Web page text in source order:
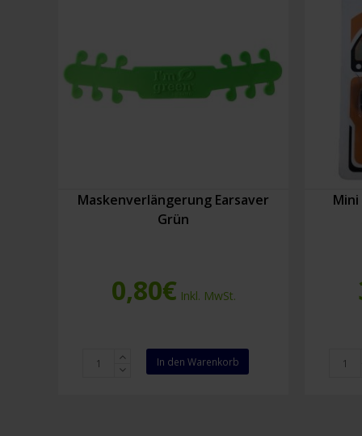
Maskenverlängerung Earsaver
Grün
0,80€ Inkl. MwSt.
Maskenverlängerung
Earsaver
In den Warenkorb